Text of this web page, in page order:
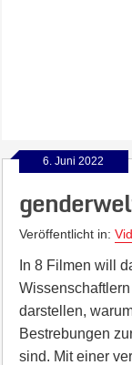
6. Juni 2022
Veröffentlicht in:
In 8 Filmen will
darstellen,
Bestrebungen
sind. Mit einer